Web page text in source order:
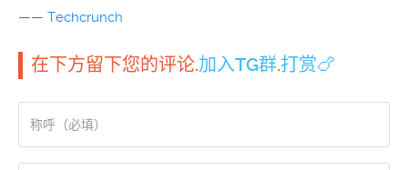
—— Techcrunch
在下方留下您的评论.加入TG群.打赏🍗